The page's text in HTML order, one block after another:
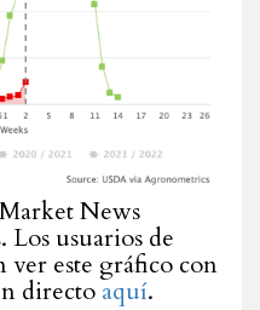
News
. Los usuarios de
este gráfico con
directo aquí.